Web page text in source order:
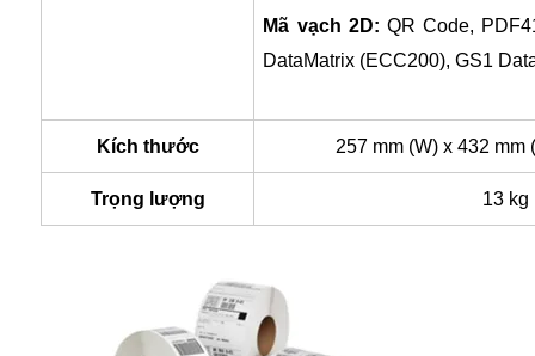
Mã vạch 2D: QR Code,
DataMatrix (ECC200), GS1
Kích thước 257 mm (W) x 432 mm
Trọng lượng 13 kg